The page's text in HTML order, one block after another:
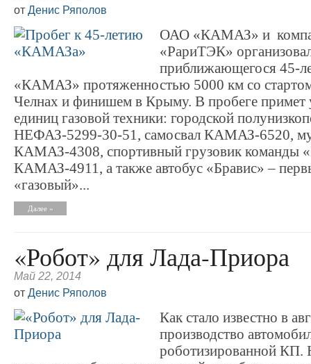
от Денис Ряполов
ОАО «КАМАЗ» и
«РариТЭК»
приближающегося 45-
«КАМАЗ» протяженностью 5000 км со
Челнах и финишем в Крыму. В пробеге примет
единиц газовой техники: городской
НЕФАЗ-5299-30-51, самосвал КАМАЗ-6520,
КАМАЗ-4308, спортивный грузовик команды
КАМАЗ-4911, а также автобус «Бравис» –
«газовый»...
Далее »
«Робот» для Лада-Приора
Май 22, 2014
от Денис Ряполов
Как стало известно в
производство
роботизированной КП.